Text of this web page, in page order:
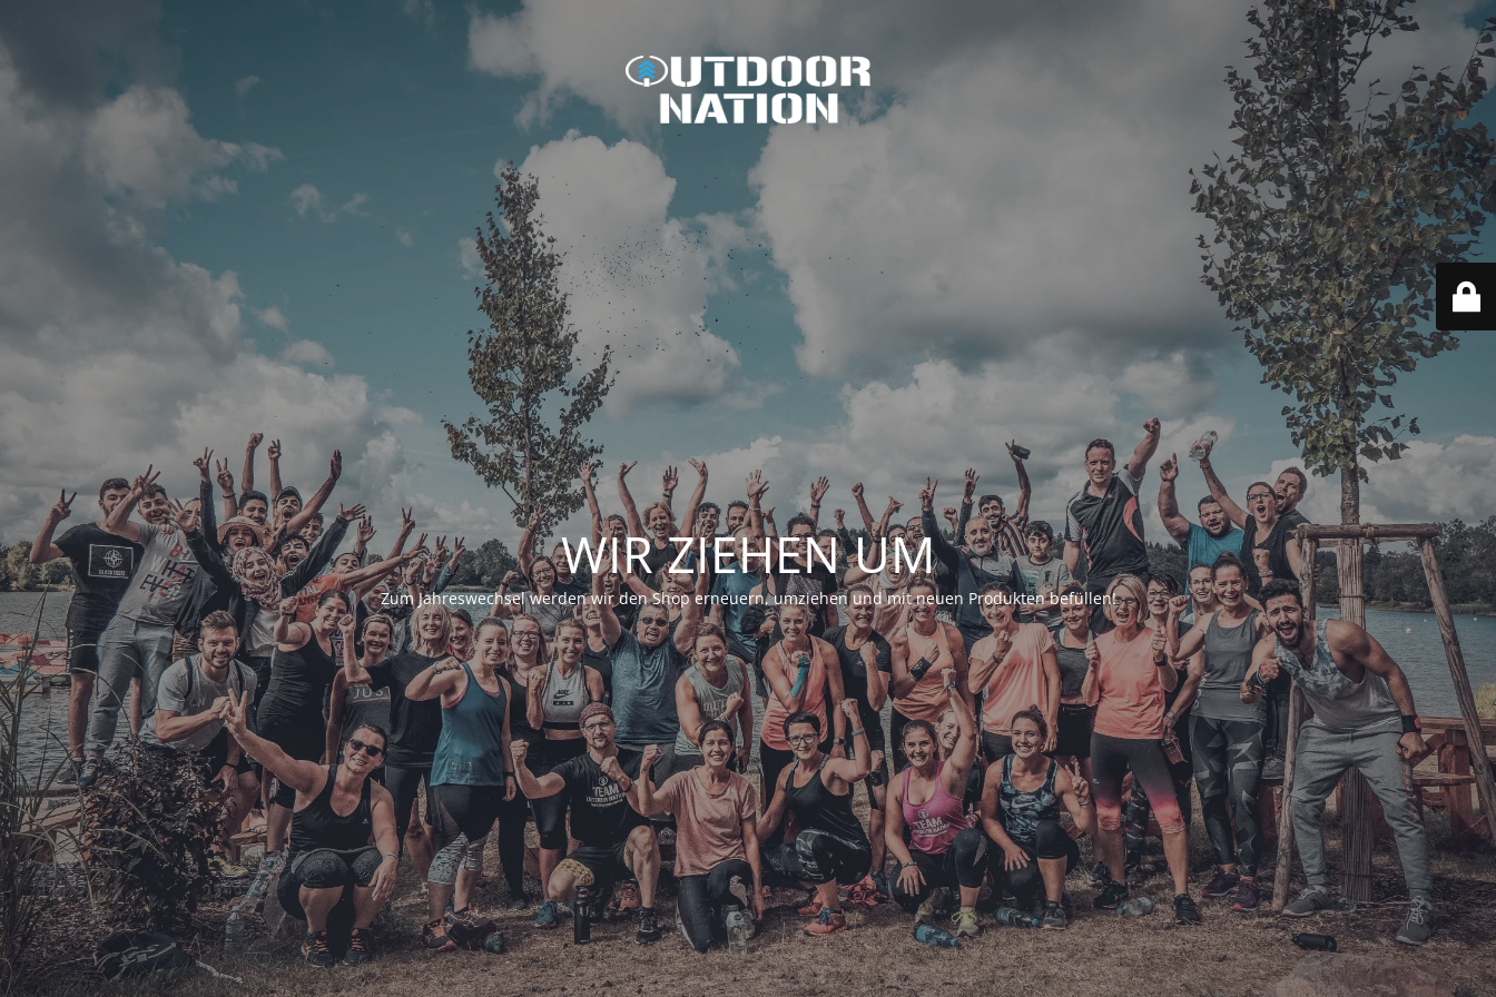
WIR ZIEHEN UM
Zum Jahreswechsel werden wir den Shop erneuern, umziehen und mit neuen Produkten befüllen!